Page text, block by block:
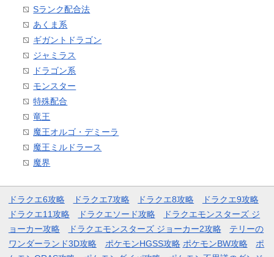
Sランク配合法
あくま系
ギガントドラゴン
ジャミラス
ドラゴン系
モンスター
特殊配合
竜王
魔王オルゴ・デミーラ
魔王ミルドラース
魔界
ドラクエ6攻略 ドラクエ7攻略 ドラクエ8攻略
ドラクエ9攻略
ドラクエ11攻略
ドラクエソード攻略
ドラクエモンスターズ ジ
ョーカー攻略
ドラクエモンスターズ ジョーカー2攻略
テリーの
ワンダーランド3D攻略
ポケモンHGSS攻略 ポケモンBW攻略
ポ